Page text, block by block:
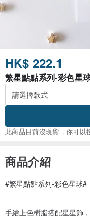
HK$ 222.1
繁星點點系列-彩色星
此商品目前沒現貨，你可
商品介紹
#繁星點點系列-彩色星球#
手繪上色樹脂搭配星星飾